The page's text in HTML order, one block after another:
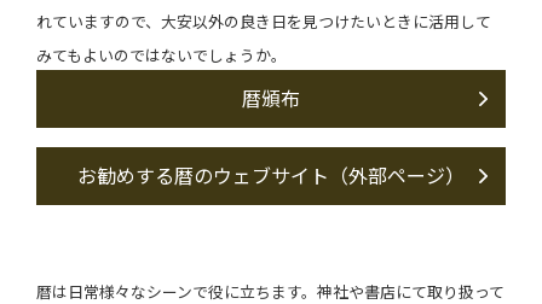
れていますので、大安以外の良き日を見つけたいときに活用して
みてもよいのではないでしょうか。
暦頒布
お勧めする暦のウェブサイト（外部ページ）
暦は日常様々なシーンで役に立ちます。 神社や書店にて取り扱って